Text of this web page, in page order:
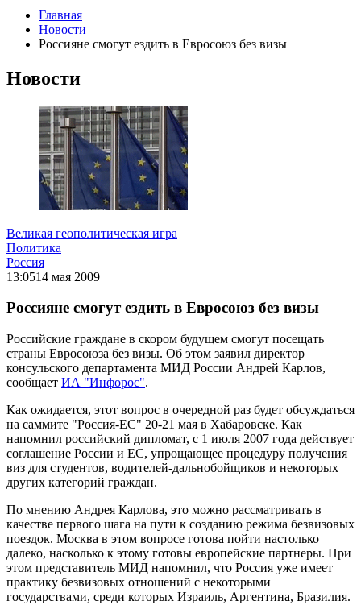
Главная
Новости
Россияне смогут ездить в Евросоюз без визы
Новости
Великая геополитическая игра
Политика
Россия
13:0514 мая 2009
Россияне смогут ездить в Евросоюз без визы
Российские граждане в скором будущем смогут посещать
страны Евросоюза без визы. Об этом заявил директор
консульского департамента МИД России Андрей Карлов,
сообщает ИА "Инфорос".
Как ожидается, этот вопрос в очередной раз будет обсуждаться
на саммите "Россия-ЕС" 20-21 мая в Хабаровске. Как
напомнил российский дипломат, с 1 июля 2007 года действует
соглашение России и ЕС, упрощающее процедуру получения
виз для студентов, водителей-дальнобойщиков и некоторых
других категорий граждан.
По мнению Андрея Карлова, это можно рассматривать в
качестве первого шага на пути к созданию режима безвизовых
поездок. Москва в этом вопросе готова пойти настолько
далеко, насколько к этому готовы европейские партнеры. При
этом представитель МИД напомнил, что Россия уже имеет
практику безвизовых отношений с некоторыми
государствами, среди которых Израиль, Аргентина, Бразилия.